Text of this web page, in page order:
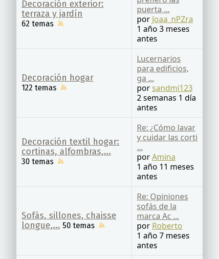
Decoración exterior:
terraza y jardín
62 temas
puerta ...
por Joaa_nPZra
1 año 3 meses
antes
Decoración hogar
122 temas
Lucernarios
para edificios,
ga ...
porsandmi123
2 semanas 1 día
antes
Decoración textil hogar:
cortinas, alfombras,...
30 temas
Re: ¿Cómo lavar
y cuidar las corti
...
porAmina
1 año 11 meses
antes
Sofás, sillones, chaisse
longue,... 50 temas
Re: Opiniones
sofás de la
marca Ac ...
por Roberto
1 año 7 meses
antes